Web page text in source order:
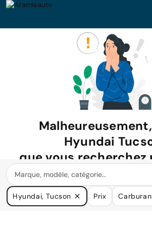
Hyundai
que vous recherchez
disponible.
Nous avons de nombreuses voitures qui
à vos besoins.
Hyundai, Tucson Prix